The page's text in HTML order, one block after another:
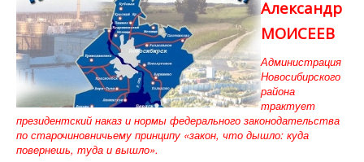
Александр
МОИСЕЕВ
Администрация
Новосибирского
района
трактует
президентский наказ и нормы федерального законодательства
по старочиновничьему принципу «закон, что дышло: куда
повернешь, туда и вышло».